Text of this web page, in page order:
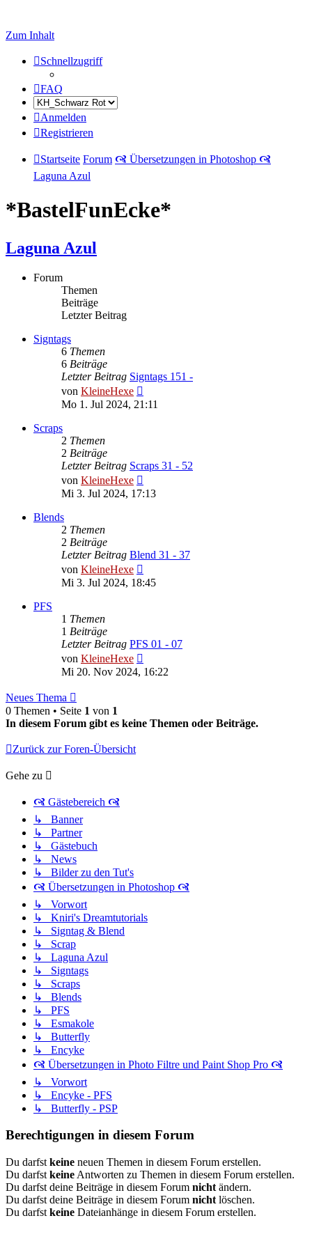
Zum Inhalt
Schnellzugriff
FAQ
Anmelden
Registrieren
Startseite Forum 🙧 Übersetzungen in Photoshop 🙧
Laguna Azul
*BastelFunEcke*
Laguna Azul
Forum
Themen
Beiträge
Letzter Beitrag
Signtags
6 Themen
6 Beiträge
Letzter Beitrag Signtags 151 -
von KleineHexe
Beitrag
Mo 1. Jul 2024, 21:11
Scraps
2 Themen
2 Beiträge
Letzter Beitrag Scraps 31 - 52
von KleineHexe
Beitrag
Mi 3. Jul 2024, 17:13
Blends
2 Themen
2 Beiträge
Letzter Beitrag Blend 31 - 37
von KleineHexe
Beitrag
Mi 3. Jul 2024, 18:45
PFS
1 Themen
1 Beiträge
Letzter Beitrag PFS 01 - 07
von KleineHexe
Beitrag
Mi 20. Nov 2024, 16:22
Neues Thema
0 Themen • Seite 1 von 1
In diesem Forum gibt es keine Themen oder Beiträge.
Zurück zur Foren-Übersicht
Gehe zu
🙧 Gästebereich 🙧
↳ Banner
↳ Partner
↳ Gästebuch
↳ News
↳ Bilder zu den Tut's
🙧 Übersetzungen in Photoshop 🙧
↳ Vorwort
↳ Kniri's Dreamtutorials
↳ Signtag & Blend
↳ Scrap
↳ Laguna Azul
↳ Signtags
↳ Scraps
↳ Blends
↳ PFS
↳ Esmakole
↳ Butterfly
↳ Encyke
🙧 Übersetzungen in Photo Filtre und Paint Shop Pro 🙧
↳ Vorwort
↳ Encyke - PFS
↳ Butterfly - PSP
Berechtigungen in diesem Forum
Du darfst keine neuen Themen in diesem Forum erstellen.
Du darfst keine Antworten zu Themen in diesem Forum erstellen.
Du darfst deine Beiträge in diesem Forum nicht ändern.
Du darfst deine Beiträge in diesem Forum nicht löschen.
Du darfst keine Dateianhänge in diesem Forum erstellen.